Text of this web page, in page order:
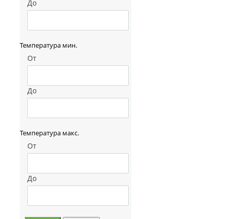
До
Температура мин.
От
До
Температура макс.
От
До